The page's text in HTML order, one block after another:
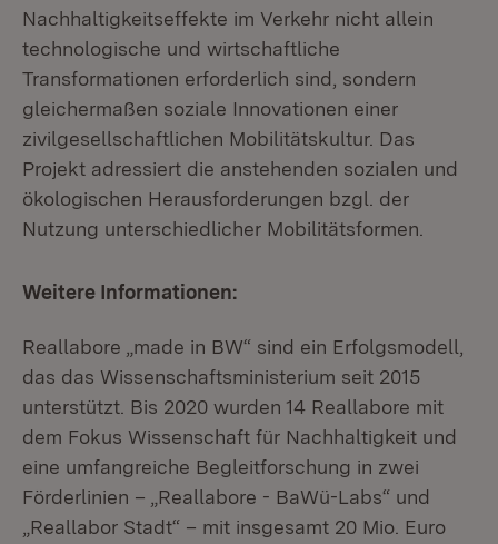
Nachhaltigkeitseffekte im Verkehr nicht allein
technologische und wirtschaftliche
Transformationen erforderlich sind, sondern
gleichermaßen soziale Innovationen einer
zivilgesellschaftlichen Mobilitätskultur. Das
Projekt adressiert die anstehenden sozialen und
ökologischen Herausforderungen bzgl. der
Nutzung unterschiedlicher Mobilitätsformen.
Weitere Informationen:
Reallabore „made in BW“ sind ein Erfolgsmodell,
das das Wissenschaftsministerium seit 2015
unterstützt. Bis 2020 wurden 14 Reallabore mit
dem Fokus Wissenschaft für Nachhaltigkeit und
eine umfangreiche Begleitforschung in zwei
Förderlinien – „Reallabore - BaWü-Labs“ und
„Reallabor Stadt“ – mit insgesamt 20 Mio. Euro